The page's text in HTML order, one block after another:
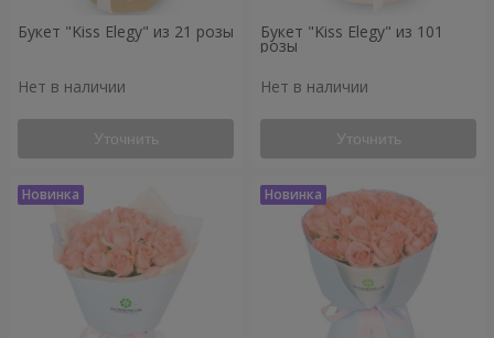
Букет "Kiss Elegy" из 21 розы
Нет в наличии
Уточнить
Букет "Kiss Elegy" из 101
розы
Нет в наличии
Уточнить